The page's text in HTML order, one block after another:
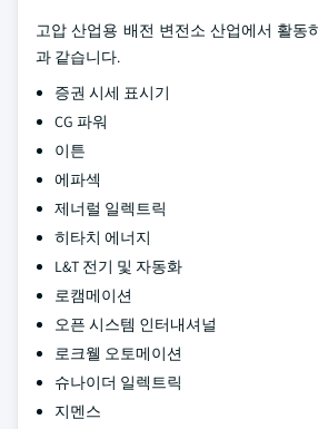
고압 산업용 배전 변전소 산업에서 활동
과 같습니다.
증권 시세 표시기
CG 파워
이튼
에파섹
제너럴 일렉트릭
히타치 에너지
L&T 전기 및 자동화
로캠메이션
오픈 시스템 인터내셔널
로크웰 오토메이션
슈나이더 일렉트릭
지멘스